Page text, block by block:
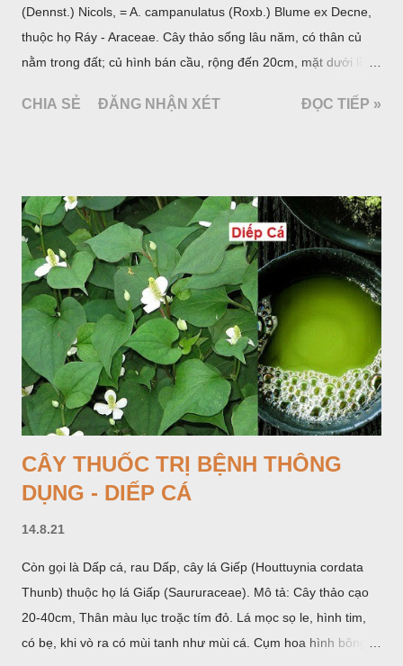
(Dennst.) Nicols, = A. campanulatus (Roxb.) Blume ex Decne,
thuộc họ Ráy - Araceae. Cây thảo sống lâu năm, có thân củ
nằm trong đất; củ hình bán cầu, rộng đến 20cm, mặt dưới lồi
quanh có 3-5 mấu lồi; vỏ củ màu nâu, thịt trắng vàng và cứng.
một mo to màu đỏ xanh có đốm trắng, mặt trong màu đỏ thẫm,
bao lấy một bong mo là một trục mang phần hoa cái ở dưới,
phần hoa đực ở trên. Khoai nưa phân bố ở Ấn độ, Myanma,
Trung quốc, Việt nam, Campuchia, Malaixia, Inđônêxia,
Philippin. Ở nước ta, khoai nưa mọc hoang rải rác ở khắp các
vùng rừng núi, được bà con nhiều địa phương đem về trồng từ
lâu đời ở trong vườn, quanh bờ ao, dọc hàng rào và trên các
đồi để làm thức ăn cho người và gia súc, gặp nhiều ở các tỉnh
Lạng s...
CHIA SẺ ĐĂNG NHẬN XÉT ĐỌC TIẾP »
CÂY THUỐC TRỊ BỆNH THÔNG
DỤNG - DIẾP CÁ
14.8.21
Còn gọi là Dấp cá, rau Dấp, cây lá Giếp (Houttuynia cordata
Thunb) thuộc họ lá Giấp (Saururaceae). Mô tả: Cây thảo cạo
20-40cm, Thân màu lục troặc tím đỏ. Lá mọc sọ le, hình tim,
có bẹ, khi vò ra có mùi tanh như mùi cá. Cụm hoa hình bông